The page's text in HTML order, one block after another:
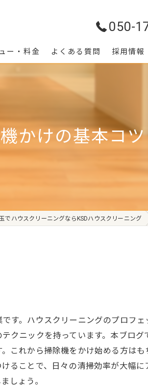
050-
ー・料金 よくある質問 採用情報
かけの基本コツ
でハウスクリーニングならKSDハウスクリーニング
す。ハウスクリーニングのプロフ
クニックを持っています。本ブロ
これから掃除機をかけ始める方は
ることで、日々の清掃効率が大幅
しょう。